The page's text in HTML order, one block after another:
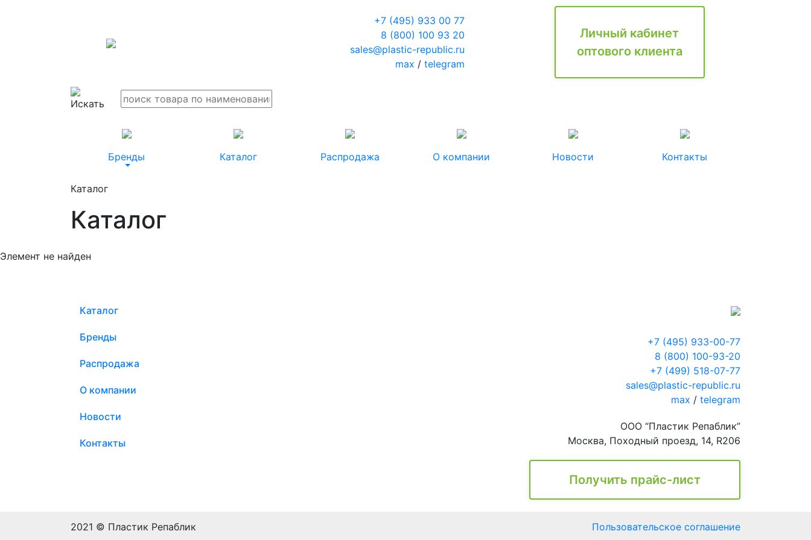
+7 (495) 933 00 77
8 (800) 100 93 20
sales@plastic-republic.ru
max / telegram
Личный кабинет
оптового клиента
Бренды Каталог Распродажа О компании Новости Контакты
Каталог
Каталог
Элемент не найден
Каталог
Бренды
Распродажа
О компании
Новости
Контакты
+7 (495) 933-00-77
8 (800) 100-93-20
+7 (499) 518-07-77
sales@plastic-republic.ru
max / telegram
ООО “Пластик Репаблик”
Москва, Походный проезд, 14, R206
Получить прайс-лист
2021 © Пластик Репаблик Пользовательское соглашение